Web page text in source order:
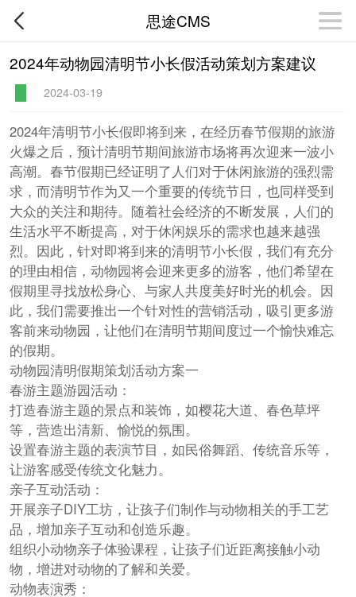
思途CMS
2024年动物园清明节小长假活动策划方案建议
2024-03-19
2024年清明节小长假即将到来，在经历春节假期的旅游
火爆之后，预计清明节期间旅游市场将再次迎来一波小
高潮。春节假期已经证明了人们对于休闲旅游的强烈需
求，而清明节作为又一个重要的传统节日，也同样受到
大众的关注和期待。随着社会经济的不断发展，人们的
生活水平不断提高，对于休闲娱乐的需求也越来越强
烈。因此，针对即将到来的清明节小长假，我们有充分
的理由相信，动物园将会迎来更多的游客，他们希望在
假期里寻找放松身心、与家人共度美好时光的机会。因
此，我们需要推出一个针对性的营销活动，吸引更多游
客前来动物园，让他们在清明节期间度过一个愉快难忘
的假期。
动物园清明假期策划活动方案一
春游主题游园活动：
打造春游主题的景点和装饰，如樱花大道、春色草坪
等，营造出清新、愉悦的氛围。
设置春游主题的表演节目，如民俗舞蹈、传统音乐等，
让游客感受传统文化魅力。
亲子互动活动：
开展亲子DIY工坊，让孩子们制作与动物相关的手工艺
品，增加亲子互动和创造乐趣。
组织小动物亲子体验课程，让孩子们近距离接触小动
物，增进对动物的了解和关爱。
动物表演秀：